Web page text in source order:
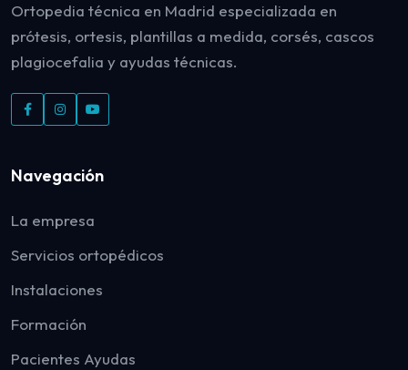
Ortopedia técnica en Madrid especializada en
prótesis, ortesis, plantillas a medida, corsés, cascos
plagiocefalia y ayudas técnicas.
Navegación
La empresa
Servicios ortopédicos
Instalaciones
Formación
Pacientes Ayudas